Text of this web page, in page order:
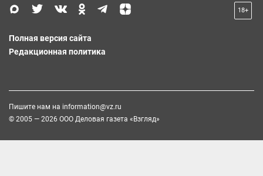
18+
Полная версия сайта
Редакционная политика
Пишите нам на information@vz.ru
© 2005 — 2026 ООО Деловая газета «Взгляд»